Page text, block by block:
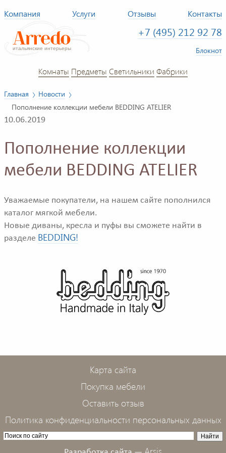
Компания Услуги Отзывы Контакты
+7 (495) 212 92 78
Блокнот
Комнаты Предметы Светильники Фабрики
Главная
Новости
Пополнение коллекции мебели BEDDING ATELIER
10.06.2019
Пополнение коллекции
мебели BEDDING ATELIER
Уважаемые покупатели, на нашем сайте пополнился
каталог мягкой мебели.
Новые диваны, кресла и пуфы вы сможете найти в
разделе BEDDING!
Карта сайта
Покупка мебели
Оставить отзыв
Политика конфиденциальности персональных данных